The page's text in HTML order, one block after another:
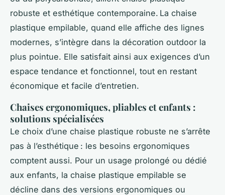
robuste et esthétique contemporaine. La chaise
plastique empilable, quand elle affiche des lignes
modernes, s’intègre dans la décoration outdoor la
plus pointue. Elle satisfait ainsi aux exigences d’un
espace tendance et fonctionnel, tout en restant
économique et facile d’entretien.
Chaises ergonomiques, pliables et enfants :
solutions spécialisées
Le choix d’une chaise plastique robuste ne s’arrête
pas à l’esthétique : les besoins ergonomiques
comptent aussi. Pour un usage prolongé ou dédié
aux enfants, la chaise plastique empilable se
décline dans des versions ergonomiques ou